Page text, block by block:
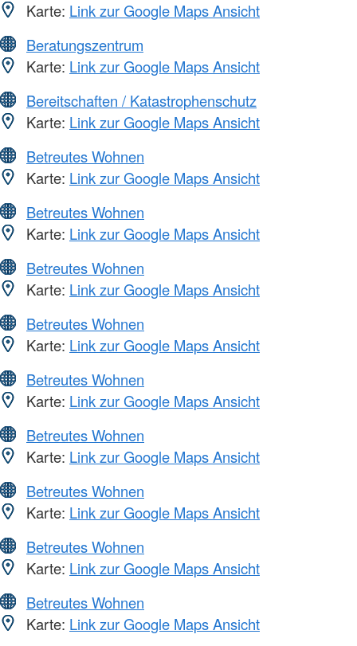
Karte: Link zur Google Maps Ansicht
Beratungszentrum
Karte: Link zur Google Maps Ansicht
Bereitschaften / Katastrophenschutz
Karte: Link zur Google Maps Ansicht
Betreutes Wohnen
Karte: Link zur Google Maps Ansicht
Betreutes Wohnen
Karte: Link zur Google Maps Ansicht
Betreutes Wohnen
Karte: Link zur Google Maps Ansicht
Betreutes Wohnen
Karte: Link zur Google Maps Ansicht
Betreutes Wohnen
Karte: Link zur Google Maps Ansicht
Betreutes Wohnen
Karte: Link zur Google Maps Ansicht
Betreutes Wohnen
Karte: Link zur Google Maps Ansicht
Betreutes Wohnen
Karte: Link zur Google Maps Ansicht
Betreutes Wohnen
Karte: Link zur Google Maps Ansicht